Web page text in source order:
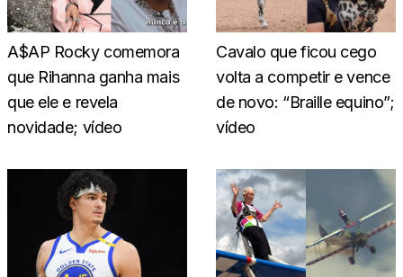
A$AP Rocky comemora
que Rihanna ganha mais
que ele e revela
novidade; vídeo
Cavalo que ficou cego
volta a competir e vence
de novo: “Braille equino”;
vídeo